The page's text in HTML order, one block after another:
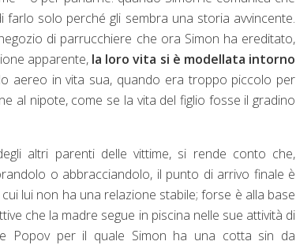
solo perché gli sembra una storia avvincente.
di parrucchiere che ora Simon ha ereditato,
apparente, la loro vita si è modellata intorno
aereo in vita sua, quando era troppo piccolo per
al nipote, come se la vita del figlio fosse il gradino
altri parenti delle vittime, si rende conto che,
o abbracciandolo, il punto di arrivo finale è
lui non ha una relazione stabile; forse è alla base
che la madre segue in piscina nelle sue attività di
Popov per il quale Simon ha una cotta sin da